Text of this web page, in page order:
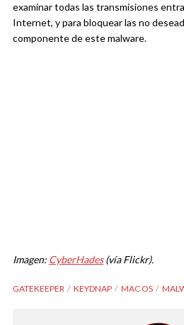
examinar todas las transmisiones
Internet, y para bloquear las no
componente de este malware.
Imagen: CyberHades(vía Flickr).
GATEKEEPER KEYDNAP MAC OS